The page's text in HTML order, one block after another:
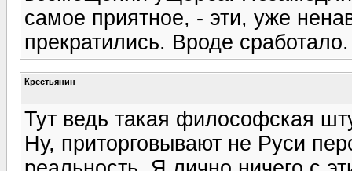
самое приятное, - эти, уже
прекратились. Вроде сработало.
Крестьянин
Тут ведь такая философская
Ну, приторговывают не Руси